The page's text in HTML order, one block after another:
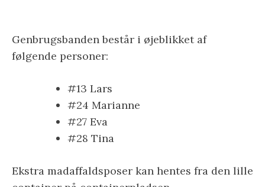
Genbrugsbanden består i øjeblikket af
følgende personer:
#13 Lars
#24 Marianne
#27 Eva
#28 Tina
Ekstra madaffaldsposer kan hentes fra den lille